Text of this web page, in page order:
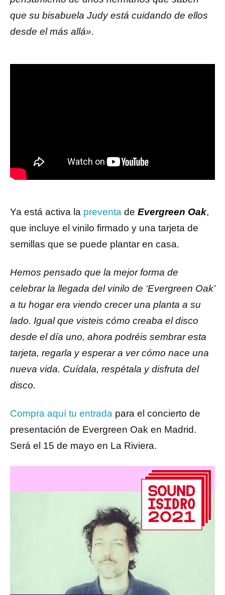
que su bisabuela Judy está cuidando de ellos
desde el más allá».
Ya está activa la preventa de Evergreen Oak,
que incluye el vinilo firmado y una tarjeta de
semillas que se puede plantar en casa.
Hemos pensado que la mejor forma de
celebrar la llegada del vinilo de ‘Evergreen Oak’
a tu hogar era viendo crecer una planta a su
lado. Igual que visteis cómo creaba el disco
desde el día uno, ahora podréis sembrar esta
tarjeta, regarla y esperar a ver cómo nace una
nueva vida. Cuídala, respétala y disfruta del
disco.
Compra aquí tu entrada para el concierto de
presentación de Evergreen Oak en Madrid.
Será el 15 de mayo en La Riviera.